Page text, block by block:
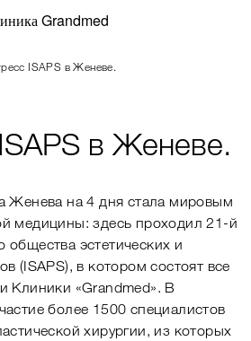
ISAPS в Женеве.
в Женеве.
Женева на 4 дня стала мировым
медицины: здесь проходил 21-й
общества эстетических и
(ISAPS), в котором состоят все
Клиники «Grandmed». В
более 1500 специалистов
хирургии, из которых